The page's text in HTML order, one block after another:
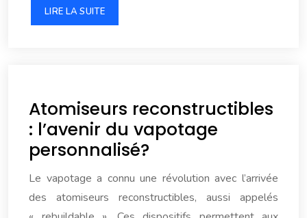
LIRE LA SUITE
Atomiseurs reconstructibles
: l’avenir du vapotage
personnalisé?
Le vapotage a connu une révolution avec l’arrivée
des atomiseurs reconstructibles, aussi appelés